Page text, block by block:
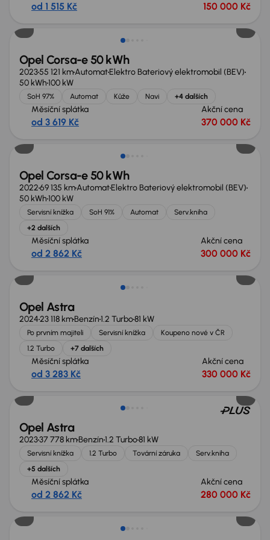
od 1 515 Kč 150 000 Kč
Možnost odpočtu DPH
Opel Corsa-e 50 kWh
202355 121 kmAutomatElektro Bateriový elektromobil (BEV)
50 kWh100 kW
SoH 97% Automat Kůže Navi +4 dalších
Měsíční splátka
od 3 619 Kč
Akční cena
370 000 Kč
Možnost odpočtu DPH
Opel Corsa-e 50 kWh
202269 135 kmAutomatElektro Bateriový elektromobil (BEV)
50 kWh100 kW
Servisní knížka SoH 91% Automat
Serv.kniha
+2 dalších
Měsíční splátka
od 2 862 Kč
Akční cena
300 000 Kč
Zlevněno o 10 000 Kč
Opel Astra
202423 118 kmBenzín1.2 Turbo81 kW
Po prvním majiteli Servisní knížka
Koupeno nové v ČR
1.2 Turbo
+7 dalších
Měsíční splátka
od 3 283 Kč
Akční cena
330 000 Kč
Zlevněno o 30 000 Kč
Opel Astra
202337 778 kmBenzín1.2 Turbo81 kW
Servisní knížka 1.2 Turbo Tovární záruka
Serv.kniha
+5 dalších
Měsíční splátka
od 2 862 Kč
Akční cena
280 000 Kč